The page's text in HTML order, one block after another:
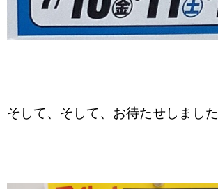
そして、そして、お待たせしました